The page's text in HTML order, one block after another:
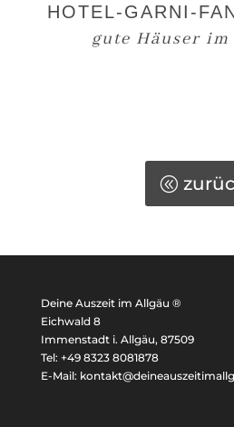
HOTEL-GARNI-
gute Häuser im
Deine Auszeit im Allgäu ®
Eichwald 8
Immenstadt i. Allgäu, 87509
Tel: +49 8323 8081878
E-Mail: